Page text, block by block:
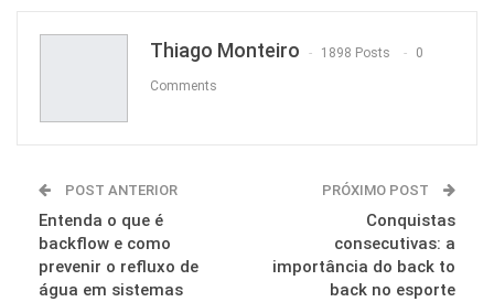
Thiago Monteiro 1898 Posts 0
Comments
POST ANTERIOR
Entenda o que é
backflow e como
prevenir o refluxo de
água em sistemas
PRÓXIMO POST
Conquistas
consecutivas: a
importância do back to
back no esporte